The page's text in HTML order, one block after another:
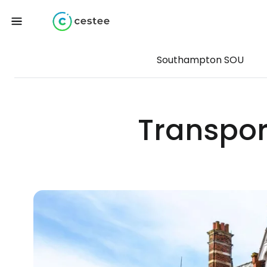
Southampton SOU